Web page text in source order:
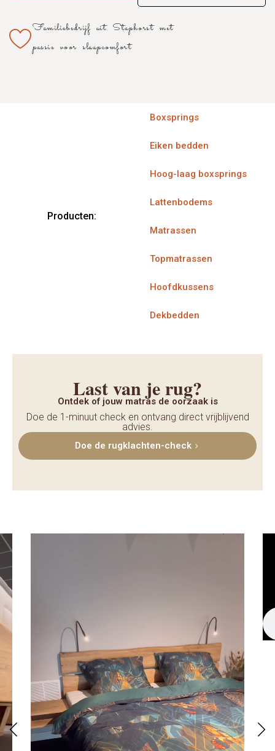
Familiebedrijf uit Staphorst met
passie voor slaapcomfort
Producten:
Boxsprings
Eiken bedden
Hoog-laag boxsprings
Lattenbodems
Matrassen
Topmatrassen
Hoofdkussens
Dekbedden
Last van je rug?
Ontdek of jouw matras de oorzaak is
Doe de 1-minuut check en ontvang direct vrijblijvend
advies.
Doe de rugklachten-check